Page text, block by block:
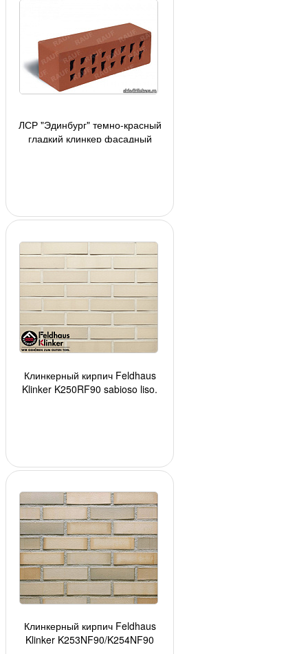
ЛСР "Эдинбург" темно-красный
гладкий клинкер фасадный
Клинкерный кирпич Feldhaus
Klinker K250RF90 sabioso liso,
Клинкерный кирпич Feldhaus
Klinker K253NF90/K254NF90